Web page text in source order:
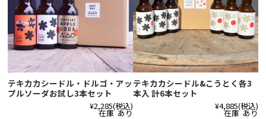
テキカカシードル・ドルゴ・アッ
プルソーダお試し3本セット
¥2,285(税込)
在庫 あり
テキカカシードル&こうとく各3
本入 計6本セット
¥4,885(税込)
在庫 あり